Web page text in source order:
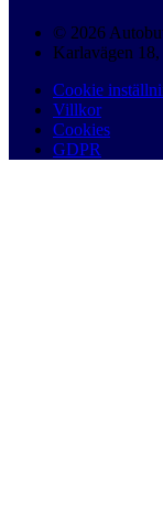
© 2026
Karlavägen
Cookie
Villkor
Cookies
GDPR